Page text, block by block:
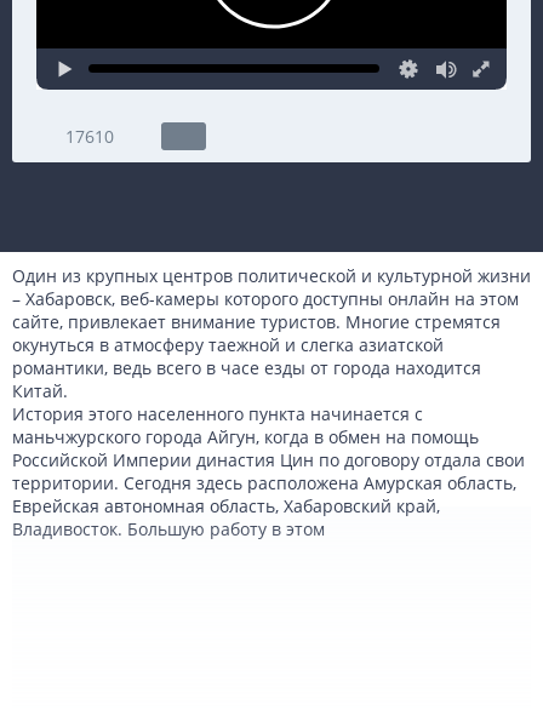
17610
Один из крупных центров политической и культурной жизни
– Хабаровск, веб-камеры которого доступны онлайн на этом
сайте, привлекает внимание туристов. Многие стремятся
окунуться в атмосферу таежной и слегка азиатской
романтики, ведь всего в часе езды от города находится
Китай.
История этого населенного пункта начинается с
маньчжурского города Айгун, когда в обмен на помощь
Российской Империи династия Цин по договору отдала свои
территории. Сегодня здесь расположена Амурская область,
Еврейская автономная область, Хабаровский край,
Владивосток. Большую работу в этом